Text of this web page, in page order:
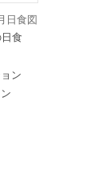
日食図
食
ン